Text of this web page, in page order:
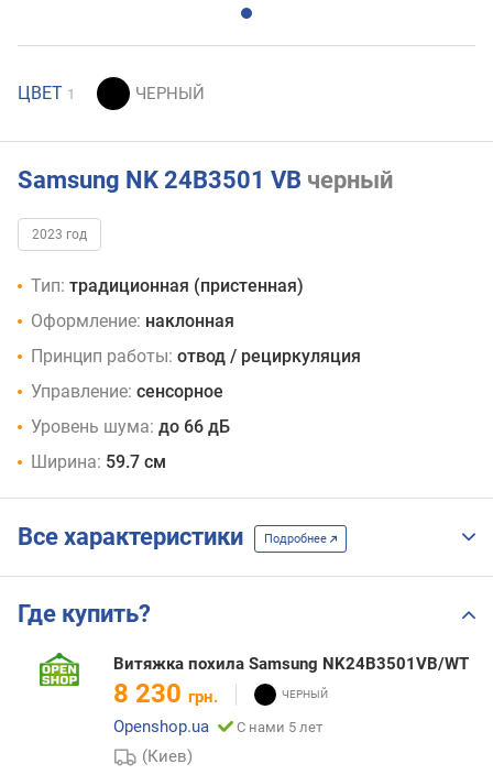
ЦВЕТ 1
Samsung NK 24B3501 VB черный
2023 год
Тип: традиционная (пристенная)
Оформление: наклонная
Принцип работы: отвод / рециркуляция
Управление: сенсорное
Уровень шума: до 66 дБ
Ширина: 59.7 см
Все характеристики Подробнее
Где купить?
Витяжка похила Samsung NK24B3501VB/WT
8 230 грн.
Openshop.ua
С нами 5 лет
(Киев)